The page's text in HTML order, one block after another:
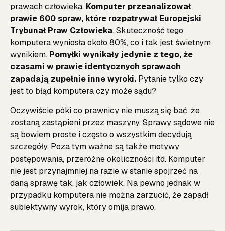
prawach człowieka. Komputer przeanalizował
prawie 600 spraw, które rozpatrywał Europejski
Trybunał Praw Człowieka. Skuteczność tego
komputera wyniosła około 80%, co i tak jest świetnym
wynikiem. Pomyłki wynikały jedynie z tego, że
czasami w prawie identycznych sprawach
zapadają zupełnie inne wyroki. Pytanie tylko czy
jest to błąd komputera czy może sądu?
Oczywiście póki co prawnicy nie muszą się bać, że
zostaną zastąpieni przez maszyny. Sprawy sądowe nie
są bowiem proste i często o wszystkim decydują
szczegóły. Poza tym ważne są także motywy
postępowania, przeróżne okoliczności itd. Komputer
nie jest przynajmniej na razie w stanie spojrzeć na
daną sprawę tak, jak człowiek. Na pewno jednak w
przypadku komputera nie można zarzucić, że zapadł
subiektywny wyrok, który omija prawo.